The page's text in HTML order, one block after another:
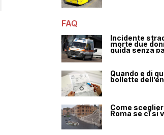
FAQ
Incidente
morte due
guida senza
Quando e di
bollette
Come
Roma se ci si